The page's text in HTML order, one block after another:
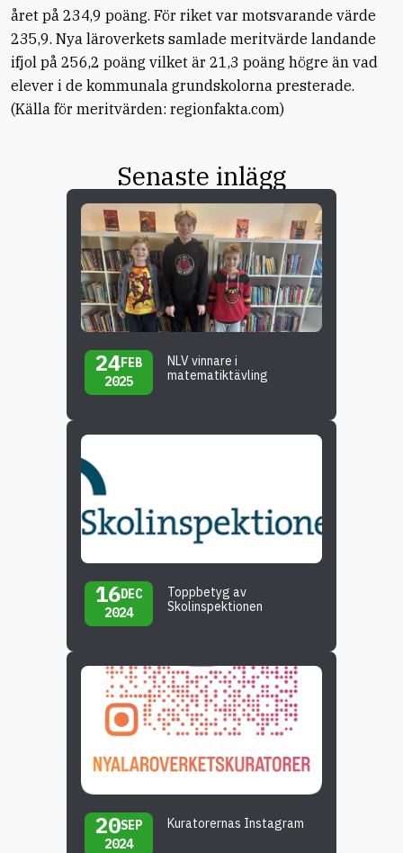
året på 234,9 poäng. För riket var motsvarande värde
235,9. Nya läroverkets samlade meritvärde landande
ifjol på 256,2 poäng vilket är 21,3 poäng högre än vad
elever i de kommunala grundskolorna presterade.
(Källa för meritvärden: regionfakta.com)
Senaste inlägg
24FEB
2025
NLV vinnare i
matematiktävling
16DEC
2024
Toppbetyg av
Skolinspektionen
20SEP
2024
Kuratorernas Instagram